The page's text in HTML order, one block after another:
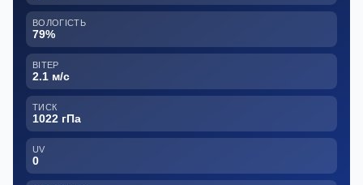
ВОЛОГІСТЬ
79%
ВІТЕР
2.1 м/с
ТИСК
1022 гПа
UV
0